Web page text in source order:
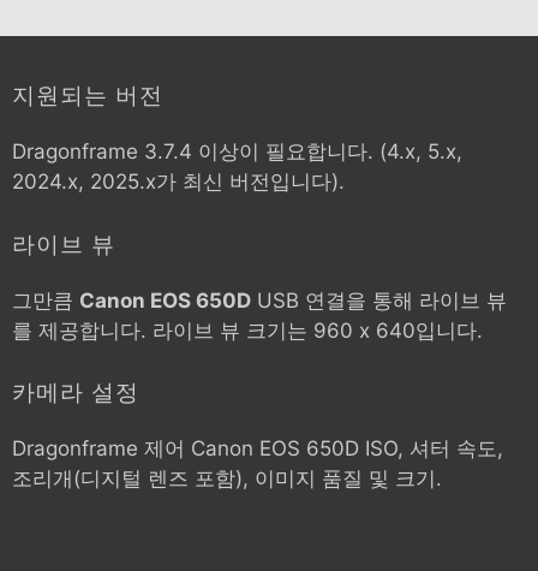
지원되는 버전
Dragonframe 3.7.4 이상이 필요합니다. (4.x, 5.x,
2024.x, 2025.x가 최신 버전입니다).
라이브 뷰
그만큼 Canon EOS 650D USB 연결을 통해 라이브 뷰
를 제공합니다. 라이브 뷰 크기는 960 x 640입니다.
카메라 설정
Dragonframe 제어 Canon EOS 650D ISO, 셔터 속도,
조리개(디지털 렌즈 포함), 이미지 품질 및 크기.